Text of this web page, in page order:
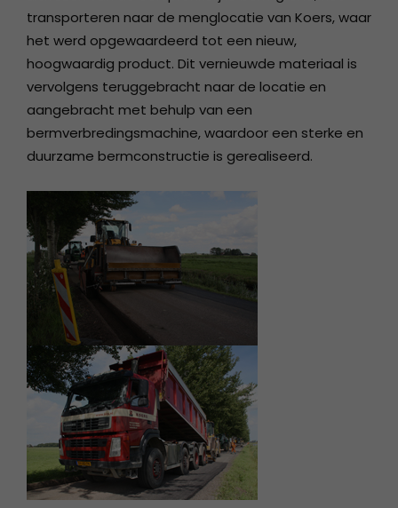
transporteren naar de menglocatie van Koers, waar
het werd opgewaardeerd tot een nieuw,
hoogwaardig product. Dit vernieuwde materiaal is
vervolgens teruggebracht naar de locatie en
aangebracht met behulp van een
bermverbredingsmachine, waardoor een sterke en
duurzame bermconstructie is gerealiseerd.